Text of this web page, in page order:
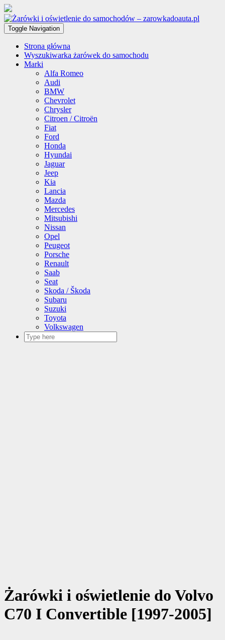
Toggle Navigation
Strona główna
Wyszukiwarka żarówek do samochodu
Marki
Alfa Romeo
Audi
BMW
Chevrolet
Chrysler
Citroen / Citroën
Fiat
Ford
Honda
Hyundai
Jaguar
Jeep
Kia
Lancia
Mazda
Mercedes
Mitsubishi
Nissan
Opel
Peugeot
Porsche
Renault
Saab
Seat
Skoda / Škoda
Subaru
Suzuki
Toyota
Volkswagen
Żarówki i oświetlenie do Volvo
C70 I Convertible [1997-2005]